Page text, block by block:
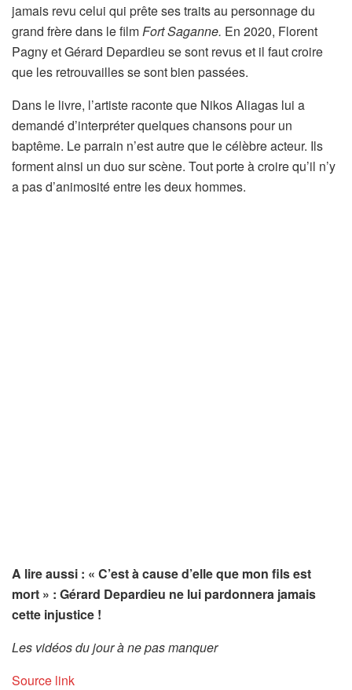
jamais revu celui qui prête ses traits au personnage du
grand frère dans le filmFort Saganne. En 2020, Florent
Pagny et Gérard Depardieu se sont revus et il faut croire
que les retrouvailles se sont bien passées.
Dans le livre, l’artiste raconte que Nikos Aliagas lui a
demandé d’interpréter quelques chansons pour un
baptême. Le parrain n’est autre que le célèbre acteur. Ils
forment ainsi un duo sur scène. Tout porte à croire qu’il n’y
a pas d’animosité entre les deux hommes.
A lire aussi : « C’est à cause d’elle que mon fils est
mort » : Gérard Depardieu ne lui pardonnera jamais
cette injustice !
Les vidéos du jour à ne pas manquer
Source link